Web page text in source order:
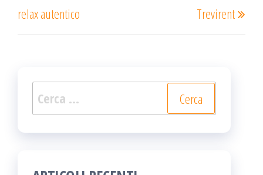
relax autentico
Trevirent
Ricerca
per: